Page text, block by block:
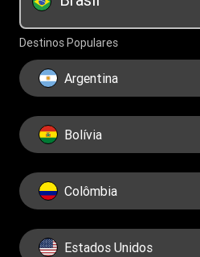
Governança
Relatorios
Destinos Populares
Argentina
Bolívia
Colômbia
Estados Unidos